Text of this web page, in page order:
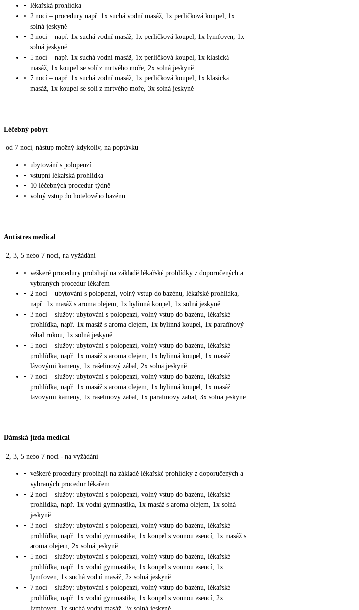
• lékařská prohlídka
• 2 noci – procedury např. 1x suchá vodní masáž, 1x perličková koupel, 1x
solná jeskyně
• 3 noci – např. 1x suchá vodní masáž, 1x perličková koupel, 1x lymfoven, 1x
solná jeskyně
• 5 nocí – např. 1x suchá vodní masáž, 1x perličková koupel, 1x klasická
masáž, 1x koupel se solí z mrtvého moře, 2x solná jeskyně
•
7 nocí – např. 1x suchá vodní masáž, 1x perličková koupel, 1x klasická
masáž, 1x koupel se solí z mrtvého moře, 3x solná jeskyně
Léčebný pobyt
od 7 nocí, nástup možný kdykoliv, na poptávku
• ubytování s polopenzí
• vstupní lékařská prohlídka
•
10 léčebných procedur týdně
• volný vstup do hotelového bazénu
Antistres medical
2, 3, 5 nebo 7 nocí, na vyžádání
• veškeré procedury probíhají na základě lékařské prohlídky z doporučených a
vybraných procedur lékařem
•
2 noci – ubytování s polopenzí, volný vstup do bazénu, lékařské prohlídka,
např. 1x masáž s aroma olejem, 1x bylinná koupel, 1x solná jeskyně
• 3 noci – služby: ubytování s polopenzí, volný vstup do bazénu, lékařské
prohlídka, např. 1x masáž s aroma olejem, 1x bylinná koupel, 1x parafínový
zábal rukou, 1x solná jeskyně
• 5 nocí – služby: ubytování s polopenzí, volný vstup do bazénu, lékařské
prohlídka, např. 1x masáž s aroma olejem, 1x bylinná koupel, 1x masáž
lávovými kameny, 1x rašelinový zábal, 2x solná jeskyně
•
7 nocí – služby: ubytování s polopenzí, volný vstup do bazénu, lékařské
prohlídka, např. 1x masáž s aroma olejem, 1x bylinná koupel, 1x masáž
lávovými kameny, 1x rašelinový zábal, 1x parafínový zábal, 3x solná jeskyně
Dámská jízda medical
2, 3, 5 nebo 7 nocí - na vyžádání
• veškeré procedury probíhají na základě lékařské prohlídky z doporučených a
vybraných procedur lékařem
•
2 noci – služby: ubytování s polopenzí, volný vstup do bazénu, lékařské
prohlídka, např. 1x vodní gymnastika, 1x masáž s aroma olejem, 1x solná
jeskyně
• 3 noci – služby: ubytování s polopenzí, volný vstup do bazénu, lékařské
prohlídka, např. 1x vodní gymnastika, 1x koupel s vonnou esencí, 1x masáž s
aroma olejem, 2x solná jeskyně
• 5 nocí – služby: ubytování s polopenzí, volný vstup do bazénu, lékařské
prohlídka, např. 1x vodní gymnastika, 1x koupel s vonnou esencí, 1x
lymfoven, 1x suchá vodní masáž, 2x solná jeskyně
•
7 nocí – služby: ubytování s polopenzí, volný vstup do bazénu, lékařské
prohlídka, např. 1x vodní gymnastika, 1x koupel s vonnou esencí, 2x
lymfoven, 1x suchá vodní masáž, 3x solná jeskyně